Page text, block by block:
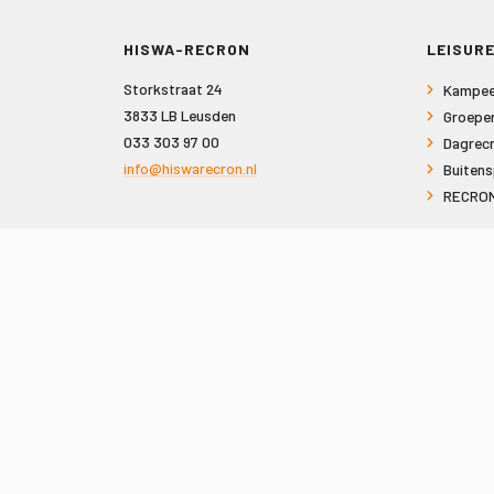
HISWA-RECRON
Storkstraat 24
3833 LB Leusden
033 303 97 00
info@hiswarecron.nl